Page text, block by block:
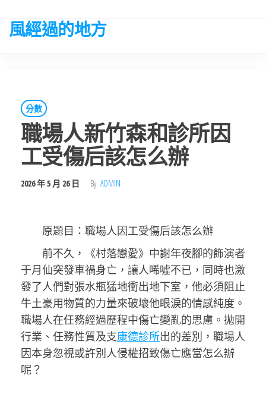
the
風經過的地方
分數
職場人新竹森和診所因
工受傷后該怎么辦
2026 年 5 月 26 日 By ADMIN
原題目：職場人因工受傷后該怎么辦
前不久，《村落戀愛》中謝年夜腳的飾演者
于月仙突發車禍身亡，讓人唏噓不已，同時也激
發了人們對張水瓶猛地衝出地下室，他必須阻止
牛土豪用物質的力量來破壞他眼淚的情感純度。
職場人在任務經過歷程中傷亡變亂的思慮。拋開
行業、任務性質及支康德診所出的差別，職場人
因本身忽視或許別人侵權招致傷亡應當怎么辦
呢？